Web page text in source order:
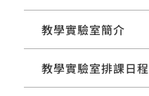
教學實驗室簡介
教學實驗室排課日程